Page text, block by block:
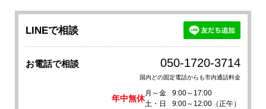
LINEで相談
お電話で相談 050-1720-3714
国内どの固定電話からも市内通話料金
年中無休
月～金
9:00～17:00
土・日
9:00～12:00（正午）